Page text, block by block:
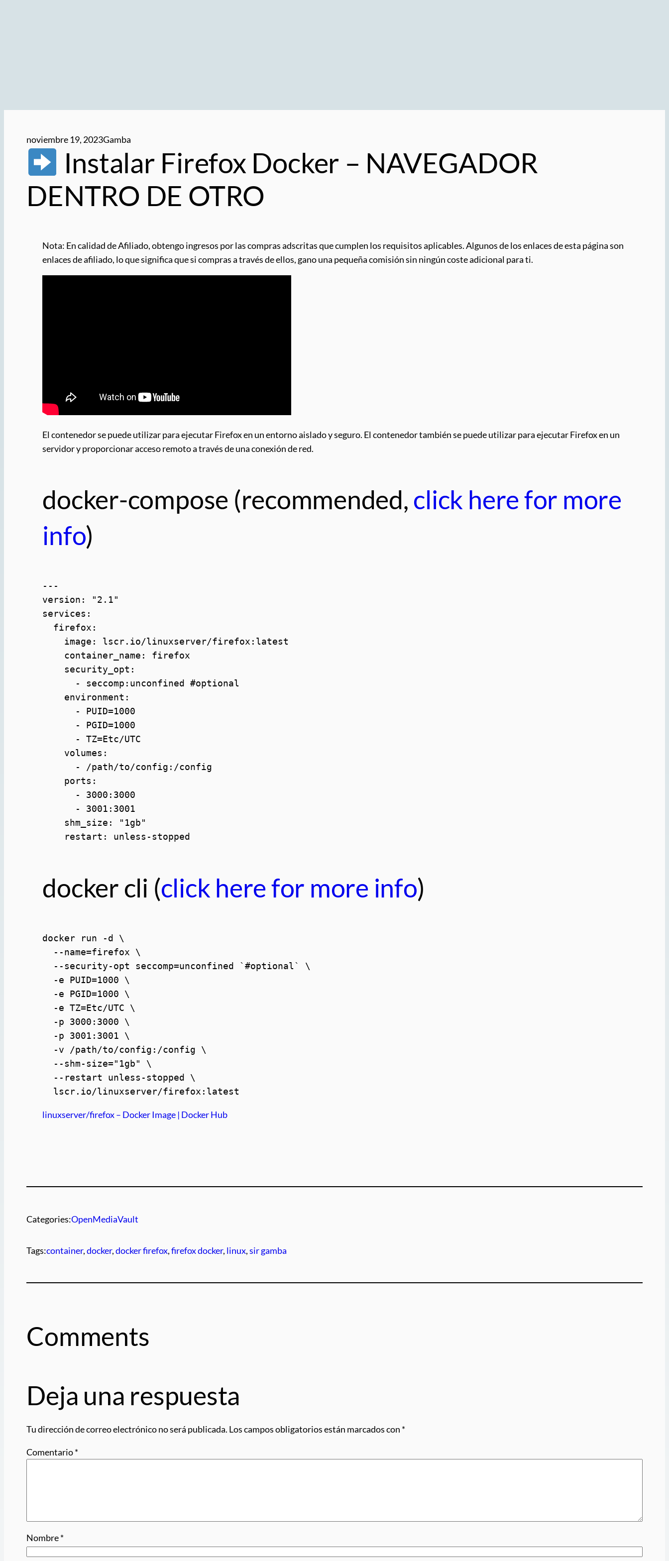
noviembre 19, 2023Gamba
Instalar Firefox Docker – NAVEGADOR
DENTRO DE OTRO
Nota: En calidad de Afiliado, obtengo ingresos por las compras adscritas que cumplen los requisitos aplicables. Algunos de los enlaces de esta página son
enlaces de afiliado, lo que significa que si compras a través de ellos, gano una pequeña comisión sin ningún coste adicional para ti.
El contenedor se puede utilizar para ejecutar Firefox en un entorno aislado y seguro. El contenedor también se puede utilizar para ejecutar Firefox en un
servidor y proporcionar acceso remoto a través de una conexión de red.
docker-compose (recommended, click here for more
info)
---
version: "2.1"
services:
  firefox:
    image: lscr.io/linuxserver/firefox:latest
    container_name: firefox
    security_opt:
      - seccomp:unconfined #optional
    environment:
      - PUID=1000
      - PGID=1000
      - TZ=Etc/UTC
    volumes:
      - /path/to/config:/config
    ports:
      - 3000:3000
      - 3001:3001
    shm_size: "1gb"
docker cli (click here for more info)
docker run -d \
  --name=firefox \
  --security-opt seccomp=unconfined `#optional` \
  -e PUID=1000 \
  -e PGID=1000 \
  -e TZ=Etc/UTC \
  -p 3000:3000 \
  -p 3001:3001 \
  -v /path/to/config:/config \
  --shm-size="1gb" \
  --restart unless-stopped \
  lscr.io/linuxserver/firefox:latest
linuxserver/firefox – Docker Image | Docker Hub
Categories:OpenMediaVault
Tags:container, docker, docker firefox, firefox docker, linux, sir gamba
Comments
Deja una respuesta
Tu dirección de correo electrónico no será publicada. Los campos obligatorios están marcados con *
Comentario*
Nombre*